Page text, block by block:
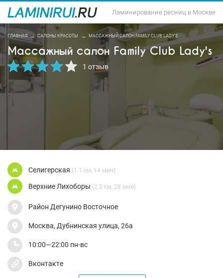
Ламинирование ресниц в Москве
ГЛАВНАЯ САЛОНЫ КРАСОТЫ МАССАЖНЫЙ САЛОН FAMILY CLUB LADY'S
Массажный салон Family Club Lady's
1 отзыв
Селигерская (1.1 км, 14 мин)
Верхние Лихоборы (2.3 км, 28 мин)
Район Дегунино Восточное
Москва, Дубнинская улица, 26а
10:00—22:00 пн-вс
Вконтакте